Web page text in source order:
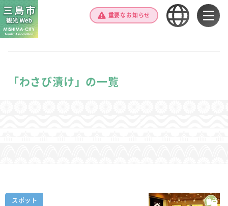
重要なお知らせ
「わさび漬け」の一覧
スポット